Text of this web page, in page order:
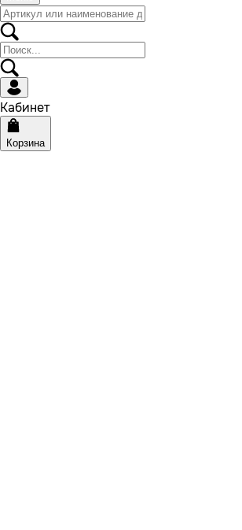
Кабинет
Корзина